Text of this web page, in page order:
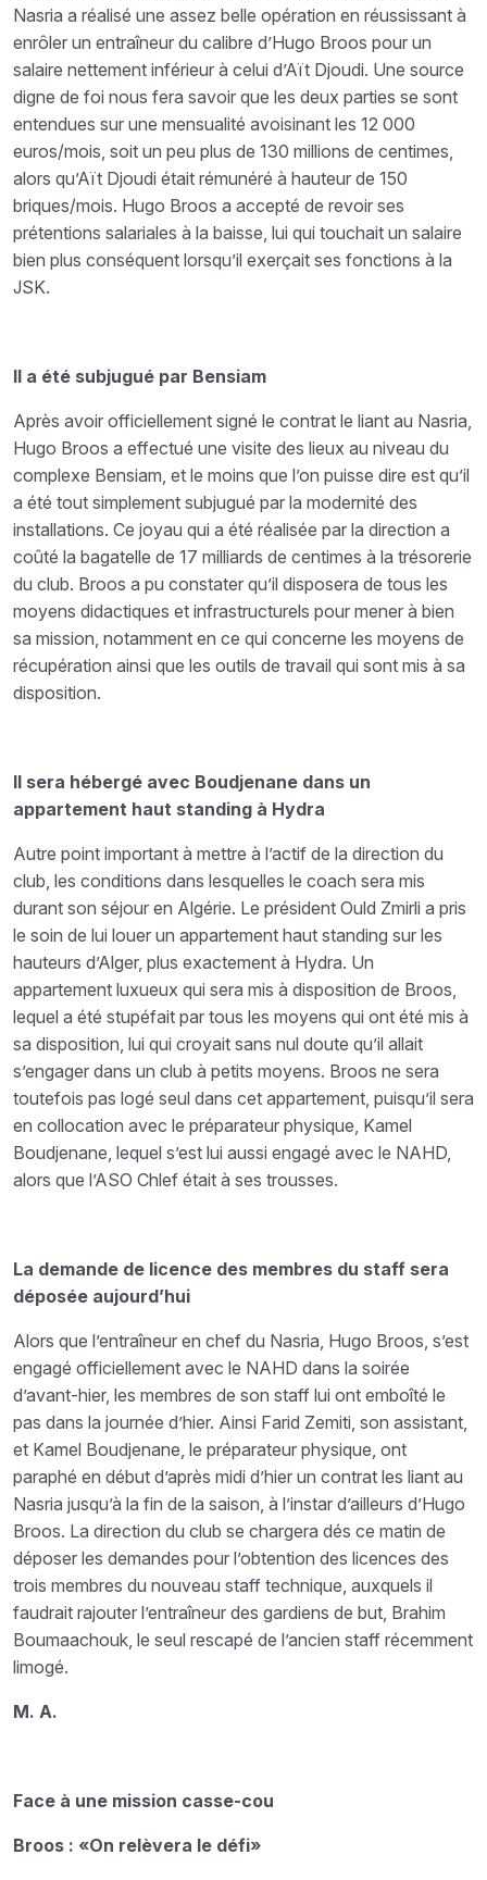
Nasria a réalisé une assez belle opération en réussissant à
enrôler un entraîneur du calibre d’Hugo Broos pour un
salaire nettement inférieur à celui d’Aït Djoudi. Une source
digne de foi nous fera savoir que les deux parties se sont
entendues sur une mensualité avoisinant les 12 000
euros/mois, soit un peu plus de 130 millions de centimes,
alors qu’Aït Djoudi était rémunéré à hauteur de 150
briques/mois. Hugo Broos a accepté de revoir ses
prétentions salariales à la baisse, lui qui touchait un salaire
bien plus conséquent lorsqu’il exerçait ses fonctions à la
JSK.
Il a été subjugué par Bensiam
Après avoir officiellement signé le contrat le liant au Nasria,
Hugo Broos a effectué une visite des lieux au niveau du
complexe Bensiam, et le moins que l’on puisse dire est qu’il
a été tout simplement subjugué par la modernité des
installations. Ce joyau qui a été réalisée par la direction a
coûté la bagatelle de 17 milliards de centimes à la trésorerie
du club. Broos a pu constater qu’il disposera de tous les
moyens didactiques et infrastructurels pour mener à bien
sa mission, notamment en ce qui concerne les moyens de
récupération ainsi que les outils de travail qui sont mis à sa
disposition.
Il sera hébergé avec Boudjenane dans un
appartement haut standing à Hydra
Autre point important à mettre à l’actif de la direction du
club, les conditions dans lesquelles le coach sera mis
durant son séjour en Algérie. Le président Ould Zmirli a pris
le soin de lui louer un appartement haut standing sur les
hauteurs d’Alger, plus exactement à Hydra. Un
appartement luxueux qui sera mis à disposition de Broos,
lequel a été stupéfait par tous les moyens qui ont été mis à
sa disposition, lui qui croyait sans nul doute qu’il allait
s’engager dans un club à petits moyens. Broos ne sera
toutefois pas logé seul dans cet appartement, puisqu’il sera
en collocation avec le préparateur physique, Kamel
Boudjenane, lequel s’est lui aussi engagé avec le NAHD,
alors que l’ASO Chlef était à ses trousses.
La demande de licence des membres du staff sera
déposée aujourd’hui
Alors que l’entraîneur en chef du Nasria, Hugo Broos, s’est
engagé officiellement avec le NAHD dans la soirée
d’avant-hier, les membres de son staff lui ont emboîté le
pas dans la journée d’hier. Ainsi Farid Zemiti, son assistant,
et Kamel Boudjenane, le préparateur physique, ont
paraphé en début d’après midi d’hier un contrat les liant au
Nasria jusqu’à la fin de la saison, à l’instar d’ailleurs d’Hugo
Broos. La direction du club se chargera dés ce matin de
déposer les demandes pour l’obtention des licences des
trois membres du nouveau staff technique, auxquels il
faudrait rajouter l’entraîneur des gardiens de but, Brahim
Boumaachouk, le seul rescapé de l’ancien staff récemment
limogé.
M. A.
Face à une mission casse-cou
Broos : «On relèvera le défi»